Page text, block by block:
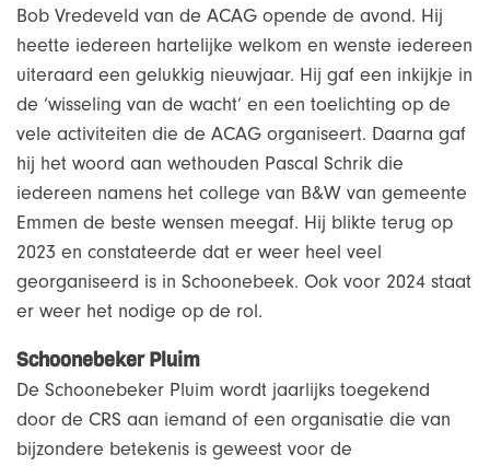
Bob Vredeveld van de ACAG opende de avond. Hij
heette iedereen hartelijke welkom en wenste iedereen
uiteraard een gelukkig nieuwjaar. Hij gaf een inkijkje in
de ‘wisseling van de wacht’ en een toelichting op de
vele activiteiten die de ACAG organiseert. Daarna gaf
hij het woord aan wethouden Pascal Schrik die
iedereen namens het college van B&W van gemeente
Emmen de beste wensen meegaf. Hij blikte terug op
2023 en constateerde dat er weer heel veel
georganiseerd is in Schoonebeek. Ook voor 2024 staat
er weer het nodige op de rol.
Schoonebeker Pluim
De Schoonebeker Pluim wordt jaarlijks toegekend
door de CRS aan iemand of een organisatie die van
bijzondere betekenis is geweest voor de